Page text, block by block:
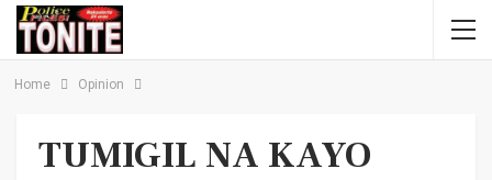
Home Opinion
TUMIGIL NA KAYO